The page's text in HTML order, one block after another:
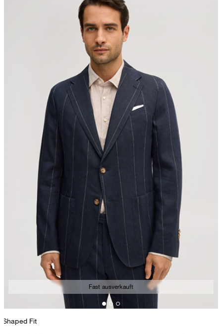
Fast ausverkauft
Shaped Fit